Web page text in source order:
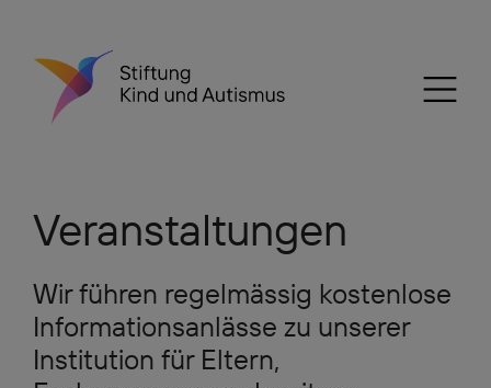
Veranstaltungen
Wir führen regelmässig kostenlose
Informationsanlässe zu unserer
Institution für Eltern,